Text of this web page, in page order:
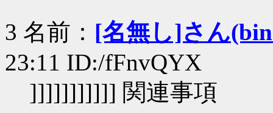
3 名前： [名無し]さん
23:11 ID:/fFnvQYX
]]]]]]]]]]] 関連事項